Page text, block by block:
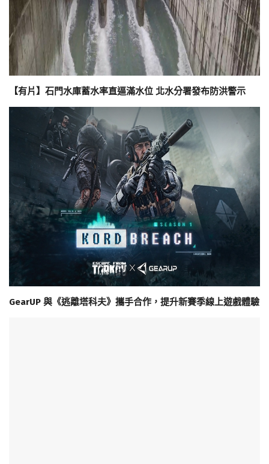
【有片】石門水庫蓄水率直逼滿水位 北水分署發布防洪警示
GearUP 與《逃離塔科夫》攜手合作，提升新賽季線上遊戲體驗